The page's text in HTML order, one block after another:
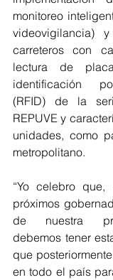
monitoreo
videovigilancia)
carreteros con
lectura de
identificación
(RFID) de la
REPUVE y
unidades, como
metropolitano.
“Yo celebro
próximos
de nuestra
debemos tener
que
en todo el país